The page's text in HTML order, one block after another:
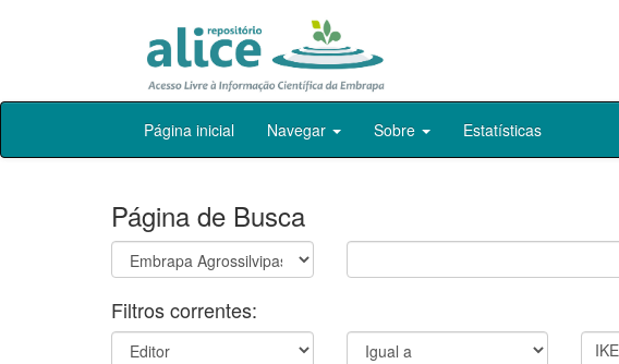
Skip
Página inicial Navegar Sobre Estatísticas
Página de Busca
Filtros correntes: